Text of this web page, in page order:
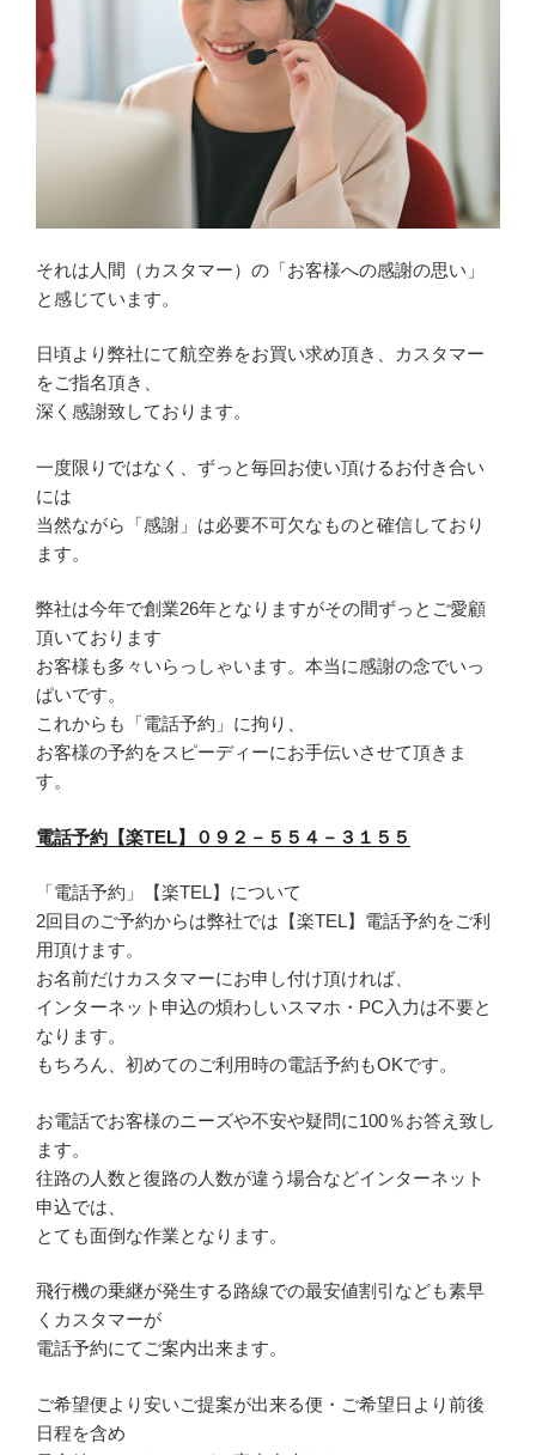
それは人間（カスタマー）の「お客様への感謝の思い」
と感じています。
日頃より弊社にて航空券をお買い求め頂き、カスタマー
をご指名頂き、
深く感謝致しております。
一度限りではなく、ずっと毎回お使い頂けるお付き合い
には
当然ながら「感謝」は必要不可欠なものと確信しており
ます。
弊社は今年で創業26年となりますがその間ずっとご愛顧
頂いております
お客様も多々いらっしゃいます。本当に感謝の念でいっ
ぱいです。
これからも「電話予約」に拘り、
お客様の予約をスピーディーにお手伝いさせて頂きま
す。
電話予約【楽TEL】０９２－５５４－３１５５
「電話予約」【楽TEL】について
2回目のご予約からは弊社では【楽TEL】電話予約をご利
用頂けます。
お名前だけカスタマーにお申し付け頂ければ、
インターネット申込の煩わしいスマホ・PC入力は不要と
なります。
もちろん、初めてのご利用時の電話予約もOKです。
お電話でお客様のニーズや不安や疑問に100％お答え致し
ます。
往路の人数と復路の人数が違う場合などインターネット
申込では、
とても面倒な作業となります。
飛行機の乗継が発生する路線での最安値割引なども素早
くカスタマーが
電話予約にてご案内出来ます。
ご希望便より安いご提案が出来る便・ご希望日より前後
日程を含め